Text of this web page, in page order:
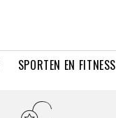
SPORTEN EN FITNESS